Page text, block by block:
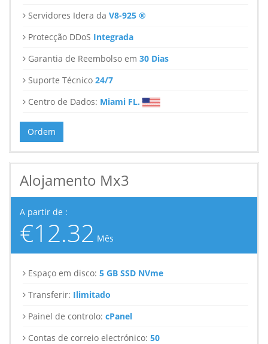
Servidores Idera da V8-925 ®
Protecção DDoS Integrada
Garantia de Reembolso em 30 Dias
Suporte Técnico 24/7
Centro de Dados: Miami FL.
Ordem
Alojamento Mx3
A partir de :
€12.32 Mês
Espaço em disco: 5 GB SSD NVme
Transferir: Ilimitado
Painel de controlo: cPanel
Contas de correio electrónico: 50